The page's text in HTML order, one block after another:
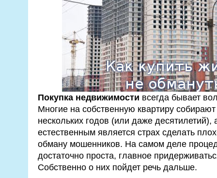
Покупка недвижимости всегда бывает
Многие на собственную квартиру
нескольких годов (или даже десятилетий),
естественным является страх сделать
обману мошенников. На самом деле
достаточно проста, главное
Собственно о них пойдет речь дальше.